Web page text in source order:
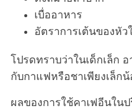
เบื่ออาหาร
อัตราการเต้นของหัว
โปรดทราบว่าในเด็กเล็ก
กับกาแฟหรือชาเพียงเล็ก
ผลของการใช้คาเฟอีนใน